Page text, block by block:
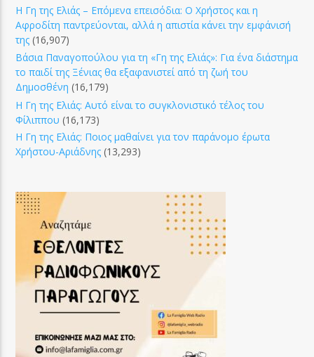
Η Γη της Ελιάς – Επόμενα επεισόδια: Ο Χρήστος και η
Αφροδίτη παντρεύονται, αλλά η απιστία κάνει την εμφάνισή
της (16,907)
Βάσια Παναγοπούλου για τη «Γη της Ελιάς»: Για ένα διάστημα
το παιδί της Ξένιας θα εξαφανιστεί από τη ζωή του
Δημοσθένη (16,179)
Η Γη της Ελιάς: Αυτό είναι το συγκλονιστικό τέλος του
Φίλιππου (16,173)
Η Γη της Ελιάς: Ποιος μαθαίνει για τον παράνομο έρωτα
Χρήστου-Αριάδνης (13,293)